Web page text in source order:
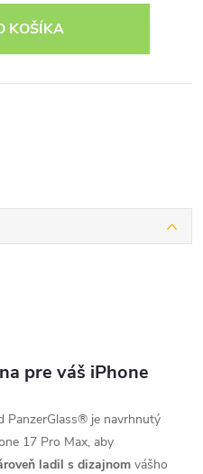
KOŠÍKA
pre váš iPhone
PanzerGlass® je navrhnutý
17 Pro Max, aby
ladil s dizajnom vášho